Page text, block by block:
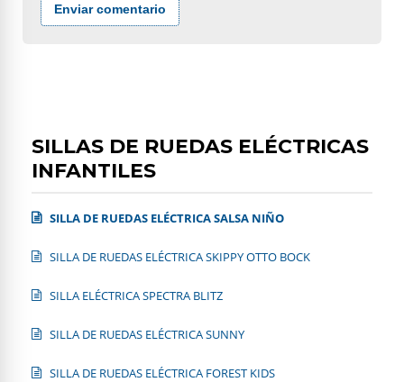
Enviar comentario
SILLAS DE RUEDAS ELÉCTRICAS
INFANTILES
SILLA DE RUEDAS ELÉCTRICA SALSA NIÑO
SILLA DE RUEDAS ELÉCTRICA SKIPPY OTTO BOCK
SILLA ELÉCTRICA SPECTRA BLITZ
SILLA DE RUEDAS ELÉCTRICA SUNNY
SILLA DE RUEDAS ELÉCTRICA FOREST KIDS